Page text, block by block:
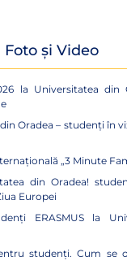
și Video
la Universitatea din
Oradea – studenți în
„3 Minute
din Oradea!
Europei
ERASMUS la
studenți. Cum se